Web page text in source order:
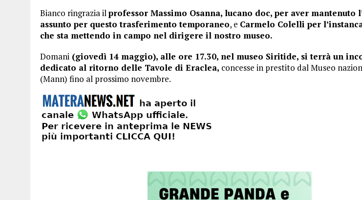
Bianco ringrazia ilprofessor Massimo Osanna, lucano doc, per aver mantenuto
assunto per questo trasferimento temporaneo, e Carmelo Colelli per
che sta mettendo in campo nel dirigere il nostro museo.
Domani (giovedì 14 maggio), alle ore 17.30, nel museo Siritide, si terrà un
dedicato al ritorno delle Tavole di Eraclea, concesse in prestito dal Museo
(Mann) fino al prossimo novembre.